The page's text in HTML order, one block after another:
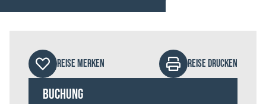
REISE MERKEN REISE DRUCKEN
Buchung